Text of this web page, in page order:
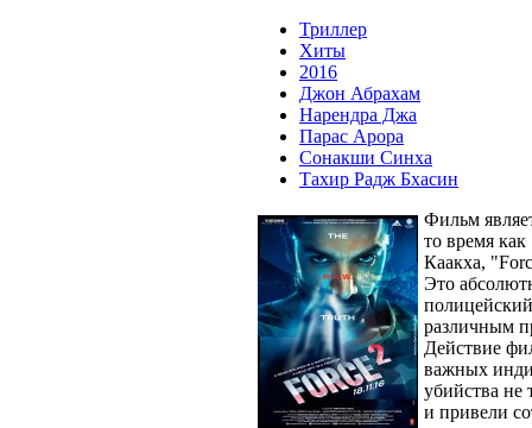
Триллер
Хиты
2016
Джон Абрахам
Нарендра Джа
Парас Арора
Сонакши Синха
Тахир Радж Бхасин
Фильм
то время
Каакха,
Это
различным
Действие
важных
убийства не
и привели